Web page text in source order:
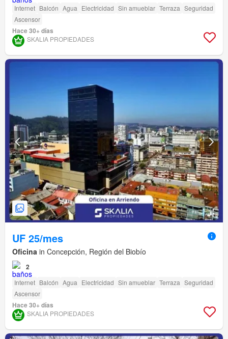
Internet Balcón Agua Electricidad Sin amueblar Terraza Seguridad
Ascensor
Hace 30+ días
SKALIA PROPIEDADES
UF 25/mes
Oficina in Concepción, Región del Biobío
2
Internet Balcón Agua Electricidad Sin amueblar Terraza Seguridad
Ascensor
Hace 30+ días
SKALIA PROPIEDADES